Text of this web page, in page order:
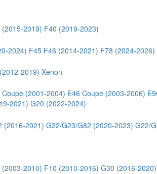
(2015-2019) F40 (2019-2023)
2024) F45 F46 (2014-2021) F78 (2024-2026)
2019) Xenon
Coupe (2001-2004) E46 Coupe (2003-2006)
2021) G20 (2022-2024)
(2016-2021) G22/G23/G82 (2020-2023) G22/
(2003-2010) F10 (2010-2016) G30 (2016-2020)